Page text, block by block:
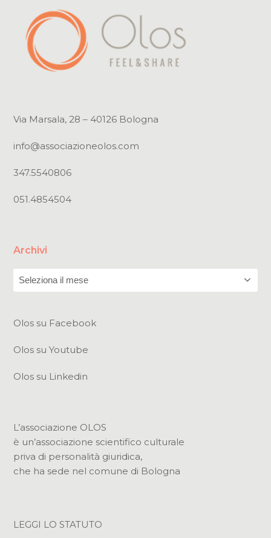
Via Marsala, 28 – 40126 Bologna
info@associazioneolos.com
347.5540806
051.4854504
Archivi
Archivi
Olos su Facebook
Olos su Youtube
Olos su Linkedin
L’associazione OLOS
è un’associazione scientifico culturale
priva di personalità giuridica,
che ha sede nel comune di Bologna
LEGGI LO STATUTO